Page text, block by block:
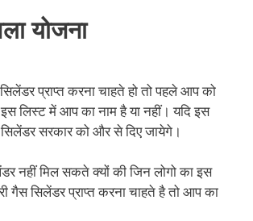
योजना
प्राप्त करना चाहते हो तो पहले आप को
लिस्ट में आप का नाम है या नहीं। यदि इस
सरकार को और से दिए जायेगे।
नहीं मिल सकते क्यों की जिन लोगो का इस
गैस सिलेंडर प्राप्त करना चाहते है तो आप का